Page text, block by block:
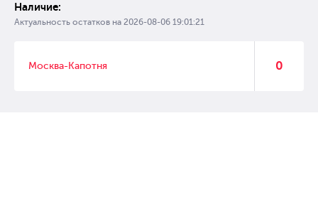
Наличие:
Актуальность остатков на 2026-08-06 19:01:21
Москва-Капотня 0